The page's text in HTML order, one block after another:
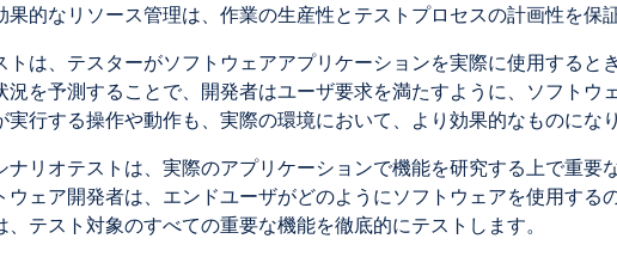
的なリソース管理は、作業の生産性とテストプロセスの計画性を保証
トは、テスターがソフトウェアアプリケーションを実際に使用すると
を予測することで、開発者はユーザ要求を満たすように、ソフトウ
行する操作や動作も、実際の環境において、より効果的なものになり
ナリオテストは、実際のアプリケーションで機能を研究する上で重要
ェア開発者は、エンドユーザがどのようにソフトウェアを使用する
テスト対象のすべての重要な機能を徹底的にテストします。